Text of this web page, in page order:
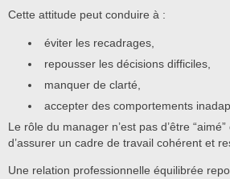
Cette attitude peut conduire à :
éviter les recadrages,
repousser les décisions difficiles,
manquer de clarté,
accepter des comportements
Le rôle du manager n’est pas d’être
d’assurer un cadre de travail cohérent et
Une relation professionnelle équilibrée